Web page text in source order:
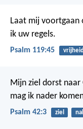
Laat mij voortgaan
ik uw regels.
Psalm 119:45 vrijheid
Mijn ziel dorst naar
mag ik nader
Psalm 42:3 ziel